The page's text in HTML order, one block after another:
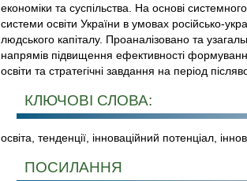
економіки та суспільства. На основі
системи освіти України в умовах російсько-
людського капіталу. Проаналізовано та
напрямів підвищення ефективності
освіти та стратегічні завдання на період
КЛЮЧОВІ СЛОВА:
освіта, тенденції, інноваційний потенціал,
ПОСИЛАННЯ